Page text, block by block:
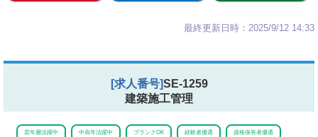
最終更新日時：2025/9/12 14:33
[求人番号]SE-1259
建築施工管理
若年層活躍中 中高年活躍中 ブランクOK 経験者優遇 資格保有者優遇